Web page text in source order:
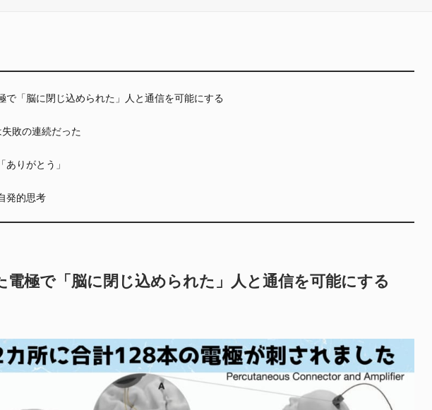
で「脳に閉じ込められた」人と通信を可能にする
敗の連続だった
りがとう」
発的思考
電極で「脳に閉じ込められた」人と通信を可能にする